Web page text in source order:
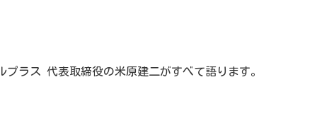
ラス 代表取締役の米原建二がすべて語ります。